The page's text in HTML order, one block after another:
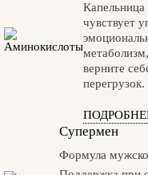
чувствует
верните
перегрузок.
Супермен
Формула